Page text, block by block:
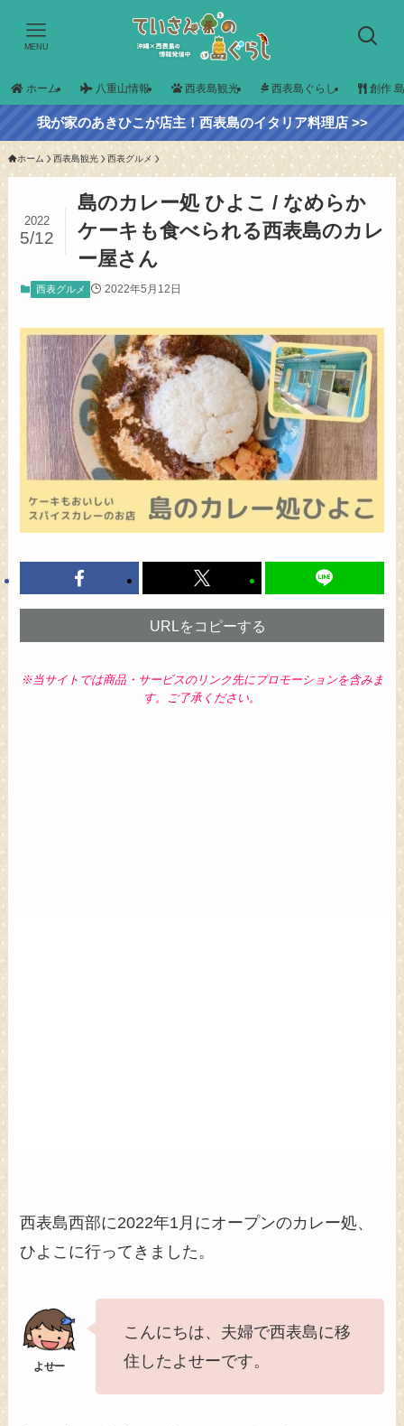
MENU
ホーム 八重山情報 西表島観光 西表島ぐらし 創作
我が家のあきひこが店主！西表島のイタリア料理店 >>
ホーム 西表島観光 西表グルメ
島のカレー処 ひよこ / なめらか
ケーキも食べられる西表島のカレ
ー屋さん
2022
5/12
西表グルメ 2022年5月12日
URLをコピーする
※当サイトでは商品・サービスのリンク先にプロモーションを含みま
す。ご了承ください。
西表島西部に2022年1月にオープンのカレー処、
ひよこに行ってきました。
こんにちは、夫婦で西表島に移
住したよせーです。